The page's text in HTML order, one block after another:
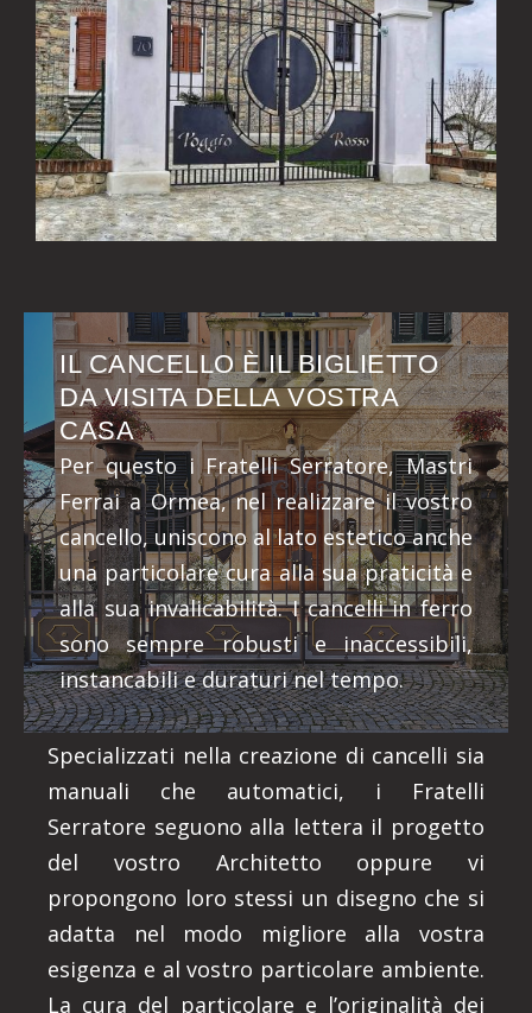
IL CANCELLO È IL BIGLIETTO
DA VISITA DELLA VOSTRA
CASA
Per questo i Fratelli Serratore, Mastri
Ferrai a Ormea, nel realizzare il vostro
cancello, uniscono al lato estetico anche
una particolare cura alla sua praticità e
alla sua invalicabilità. I cancelli in ferro
sono sempre robusti e inaccessibili,
instancabili e duraturi nel tempo.
Specializzati nella creazione di cancelli sia
manuali che automatici, i Fratelli
Serratore seguono alla lettera il progetto
del vostro Architetto oppure vi
propongono loro stessi un disegno che si
adatta nel modo migliore alla vostra
esigenza e al vostro particolare ambiente.
La cura del particolare e l’originalità dei